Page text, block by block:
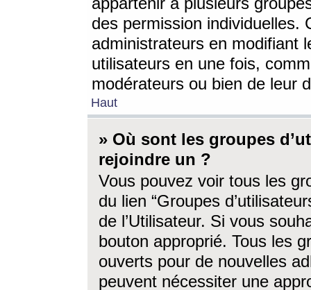
des permission individuelles.
administrateurs en modifiant
utilisateurs en une fois,
modérateurs ou bien de leur
Haut
» Où sont les groupes
rejoindre un ?
Vous pouvez voir tous les
du lien “Groupes
de l’Utilisateur. Si vous
bouton approprié. Tous les
ouverts pour de nouvelles
peuvent nécessiter une